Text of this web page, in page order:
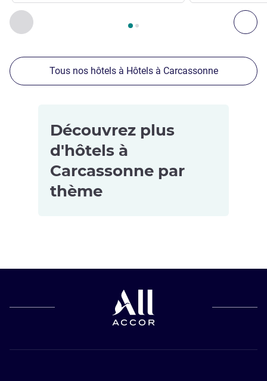
Précédent - Nos autres établissements à proximité
Page , Nos autres établissements à proximité 1 :,
Tous nos hôtels à Hôtels à Carcassonne
Découvrez plus
d'hôtels à
Carcassonne par
thème
familles à